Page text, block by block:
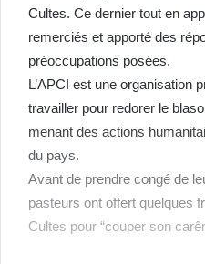
Cultes. Ce dernier tout en
remerciés et apporté des
préoccupations posées.
L’APCI est une organisation
travailler pour redorer le
menant des actions
du pays.
Avant de prendre congé de
pasteurs ont offert quelques
Cultes pour “couper son